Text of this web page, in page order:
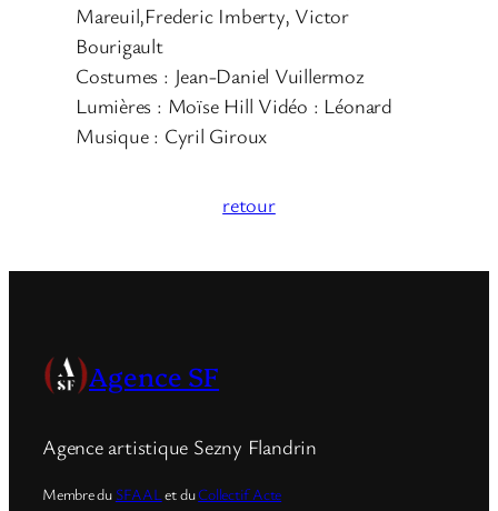
Mareuil,Frederic Imberty, Victor
Bourigault
Costumes : Jean-Daniel Vuillermoz
Lumières : Moïse Hill Vidéo : Léonard
Musique : Cyril Giroux
retour
Agence SF
Agence artistique Sezny Flandrin
Membre du SFAALet duCollectif Acte